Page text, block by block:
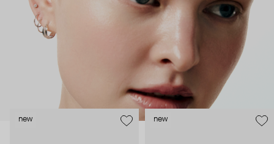
Украшения AURIS – для тех, кто открыто выражает себя, но
делает это интеллигентно и по-взрослому.
new new